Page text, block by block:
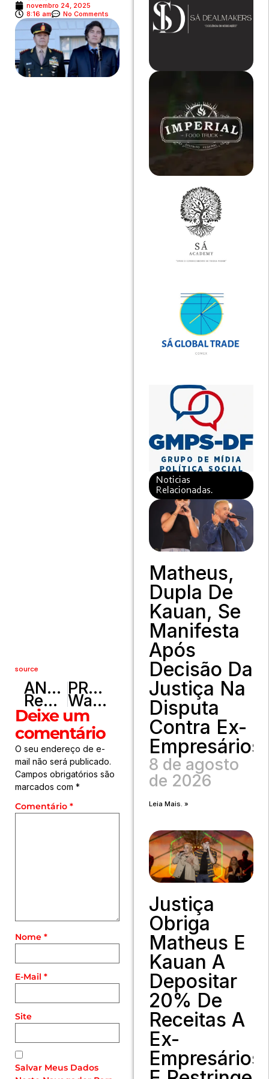
novembro 24, 2025
8:16 am
No Comments
source
ANTERIOR
Rede Cultura Viva encerra 3ª TEIA/Fórum dos Pontos e Pontões de Cultura do DF com debates, plenária e celebração artística
PRÓXIMO
Wadih quer proibir cancelamento de planos de saúde de idosos
Deixe um
comentário
O seu endereço de e-
mail não será publicado.
Campos obrigatórios são
marcados com *
Comentário *
Nome *
E-Mail *
Site
Salvar Meus Dados
Noticias
Relacionadas.
Matheus,
Dupla De
Kauan, Se
Manifesta
Após
Decisão Da
Justiça Na
Disputa
Contra Ex-
Empresários
8 de agosto
de 2026
Leia Mais. »
Justiça
Obriga
Matheus E
Kauan A
Depositar
20% De
Receitas A
Ex-
Empresários